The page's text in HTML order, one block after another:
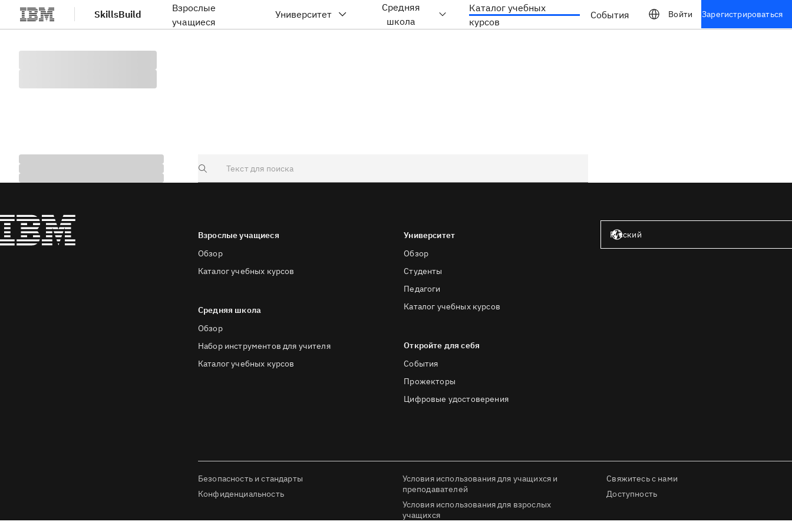
Перейти к основному содержанию
SkillsBuild
Взрослые
учащиеся
Университет
Средняя
школа
Каталог учебных
курсов
События Войти Зарегистрироваться
Search
Взрослые учащиеся
Обзор
Каталог учебных курсов
Средняя школа
Обзор
Набор инструментов для учителя
Каталог учебных курсов
Университет
Обзор
Студенты
Педагоги
Каталог учебных курсов
Откройте для себя
События
Прожекторы
Цифровые удостоверения
Русский
Безопасность и стандарты
Конфиденциальность
Условия использования для учащихся и
преподавателей
Условия использования для взрослых
учащихся
Свяжитесь с нами
Доступность